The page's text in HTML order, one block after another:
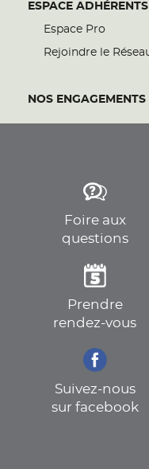
ESPACE ADHÉRENTS
Espace Pro
Rejoindre le
NOS ENGAGEMENTS
Foire aux
questions
Prendre
rendez-vous
Suivez-nous
sur facebook